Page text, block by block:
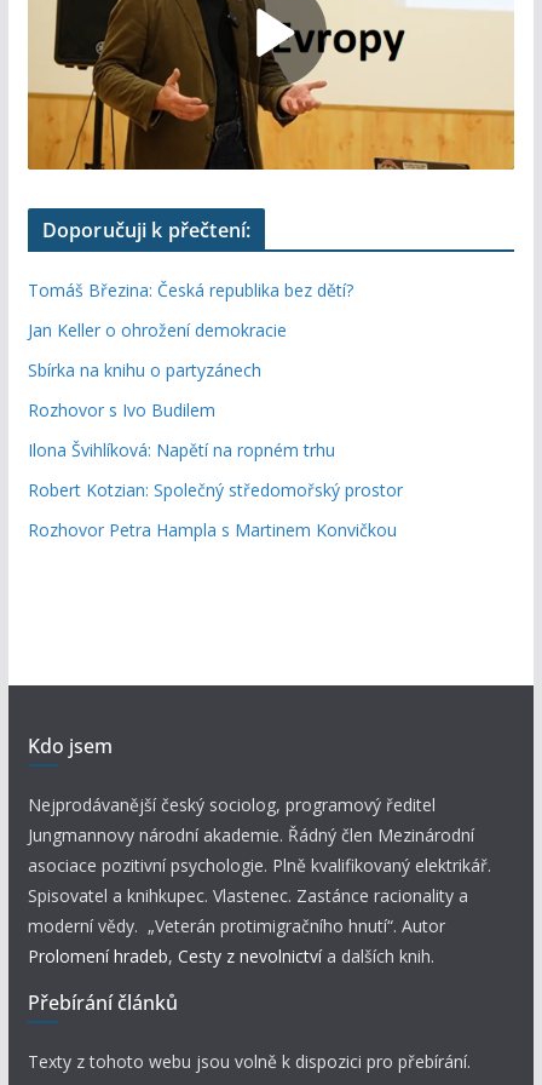
Doporučuji k přečtení:
Tomáš Březina: Česká republika bez dětí?
Jan Keller o ohrožení demokracie
Sbírka na knihu o partyzánech
Rozhovor s Ivo Budilem
Ilona Švihlíková: Napětí na ropném trhu
Robert Kotzian: Společný středomořský prostor
Rozhovor Petra Hampla s Martinem Konvičkou
Kdo jsem
Nejprodávanější český sociolog, programový ředitel
Jungmannovy národní akademie. Řádný člen Mezinárodní
asociace pozitivní psychologie. Plně kvalifikovaný elektrikář.
Spisovatel a knihkupec. Vlastenec. Zastánce racionality a
moderní vědy. „Veterán protimigračního hnutí“. Autor
Prolomení hradeb, Cesty z nevolnictví a dalších knih.
Přebírání článků
Texty z tohoto webu jsou volně k dispozici pro přebírání.